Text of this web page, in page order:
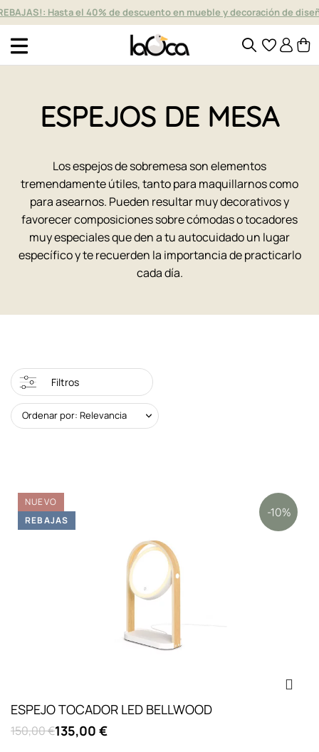
Hasta el 40% de descuento en mueble y decoración de
ESPEJOS DE MESA
Los espejos de sobremesa son elementos
tremendamente útiles, tanto para maquillarnos como
para asearnos. Pueden resultar muy decorativos y
favorecer composiciones sobre cómodas o tocadores
muy especiales que den a tu autocuidado un lugar
específico y te recuerden la importancia de practicarlo
cada día.
Filtros
Ordenar por: Relevancia
ESPEJO TOCADOR LED BELLWOOD
150,00 €135,00 €
NUEVO
-10%
REBAJAS